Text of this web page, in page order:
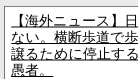
【海外ニュース】
ない。横断歩道で
譲るために停止す
愚者。